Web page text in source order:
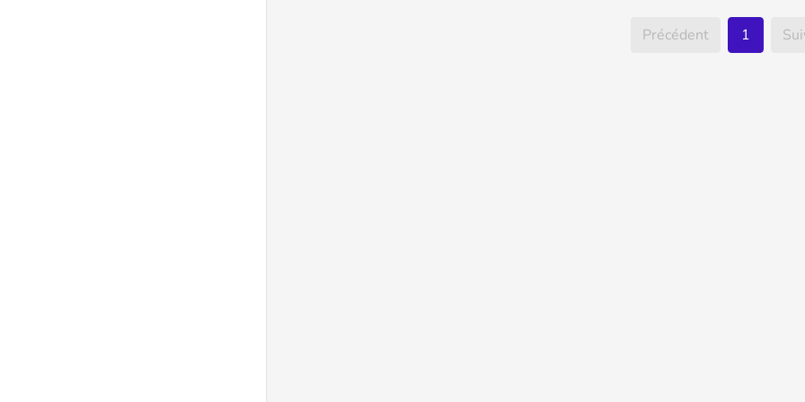
Précédent 1